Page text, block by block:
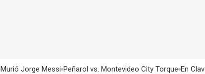
Murió Jorge Messi Peñarol vs. Montevideo City Torque En